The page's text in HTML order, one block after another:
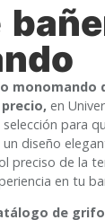
monomando
en
para
diseño
preciso de la
en tu
de